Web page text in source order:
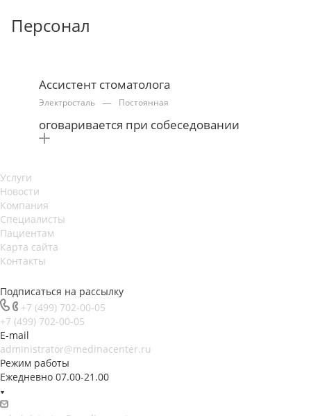
Персонал
Ассистент стоматолога
Электросталь — Постоянная
оговаривается при собеседовании
Услуги
Новости
Компания
Специалисты
Пациентам
Карта сайта
Контакты
Подписаться на рассылку
+7 (499) 702-00-05
+7 (499) 702-00-05
E-mail
administrator@medinacenter.ru
Режим работы
Ежедневно 07.00-21.00